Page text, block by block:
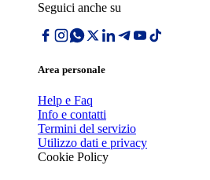
Seguici anche su
Area personale
Help e Faq
Info e contatti
Termini del servizio
Utilizzo dati e privacy
Cookie Policy